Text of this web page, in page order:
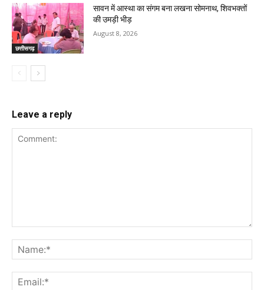
छत्तीसगढ़
सावन में आस्था का संगम बना लखना सोमनाथ, शिवभक्तों
की उमड़ी भीड़
August 8, 2026
Leave a reply